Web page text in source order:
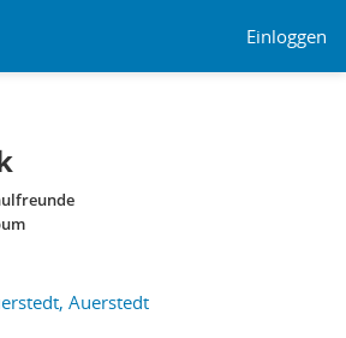
Einloggen
Auerstedt